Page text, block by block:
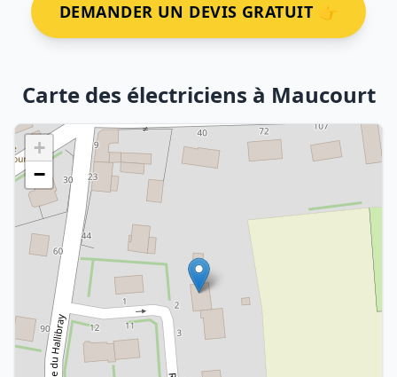
DEMANDER UN DEVIS GRATUIT 👉
Carte des électriciens à Maucourt
+
−